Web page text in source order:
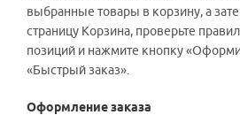
выбранные товары в корзину, а
страницу Корзина, проверьте
позиций и нажмите кнопку
«Быстрый заказ».
Оформление заказа